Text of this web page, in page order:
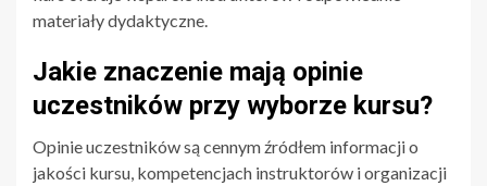
materiały dydaktyczne.
Jakie znaczenie mają opinie
uczestników przy wyborze kursu?
Opinie uczestników są cennym źródłem informacji o
jakości kursu, kompetencjach instruktorów i organizacji